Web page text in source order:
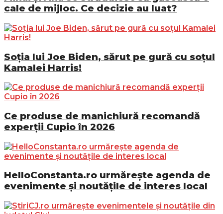
cale de mijloc. Ce decizie au luat?
Soția lui Joe Biden, sărut pe gură cu soțul
Kamalei Harris!
Ce produse de manichiură recomandă
experții Cupio în 2026
HelloConstanta.ro urmărește agenda de
evenimente și noutățile de interes local